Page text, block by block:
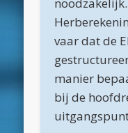
september 2020
augustus 2020
juni 2020
vaar dat de
manier
bij de